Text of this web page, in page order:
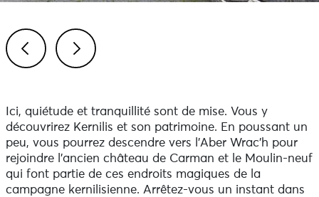
Ici, quiétude et tranquillité sont de mise. Vous y
découvrirez Kernilis et son patrimoine. En poussant un
peu, vous pourrez descendre vers l’Aber Wrac'h pour
rejoindre l’ancien château de Carman et le Moulin-neuf
qui font partie de ces endroits magiques de la
campagne kernilisienne. Arrêtez-vous un instant dans